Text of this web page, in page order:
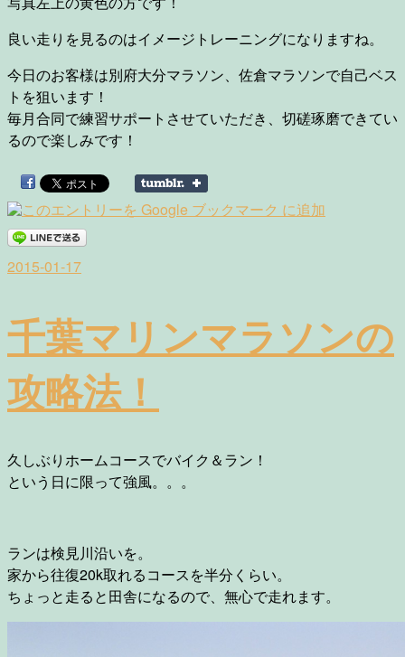
良い走りを見るのはイメージトレーニングになりますね。
今日のお客様は別府大分マラソン、佐倉マラソンで自己ベス
トを狙います！
毎月合同で練習サポートさせていただき、切磋琢磨できてい
るので楽しみです！
2015-01-17
千葉マリンマラソンの
攻略法！
久しぶりホームコースでバイク＆ラン！
という日に限って強風。。。
ランは検見川沿いを。
家から往復20k取れるコースを半分くらい。
ちょっと走ると田舎になるので、無心で走れます。